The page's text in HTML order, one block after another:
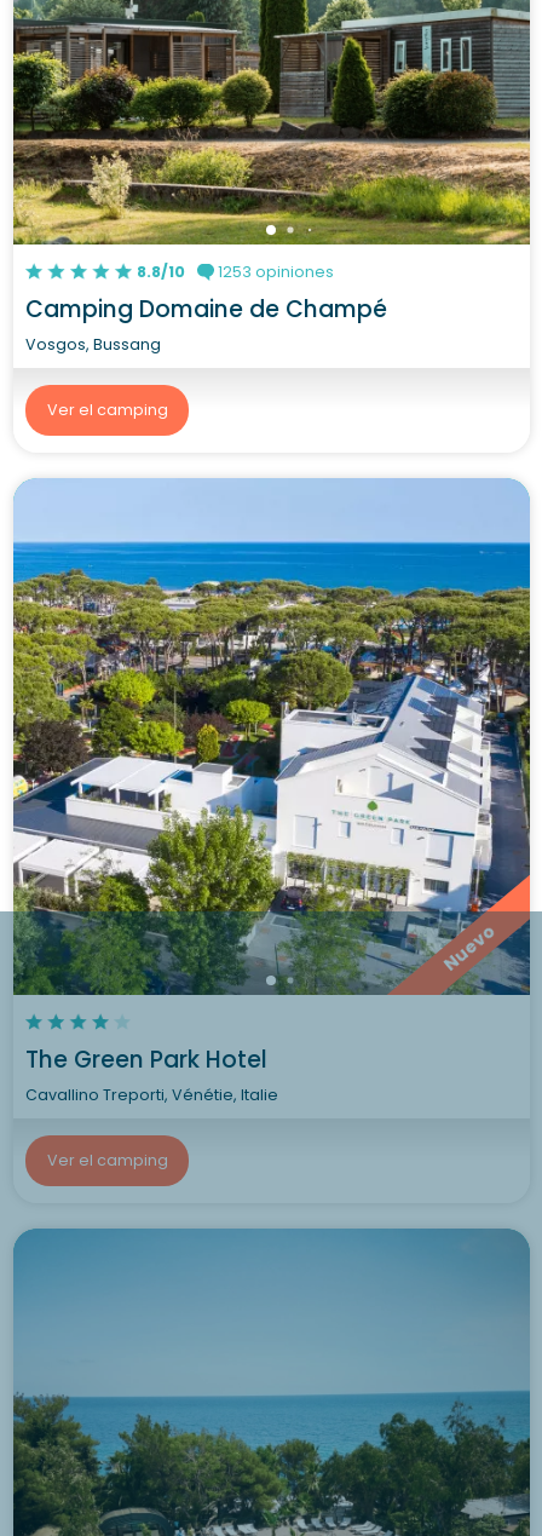
8.8/10 1253 opiniones
Camping Domaine de Champé
Vosgos, Bussang
Ver el camping
Nuevo
The Green Park Hotel
Cavallino Treporti, Vénétie, Italie
Ver el camping